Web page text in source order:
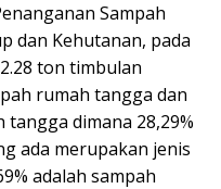
Sampah
dan Kehutanan, pada
ton timbulan
rumah tangga dan
dimana 28,29%
ada merupakan jenis
adalah sampah